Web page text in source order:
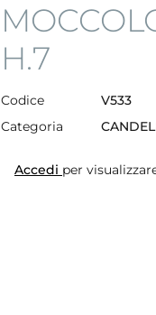
H.7
Codice
V533
Categoria
Accedi per